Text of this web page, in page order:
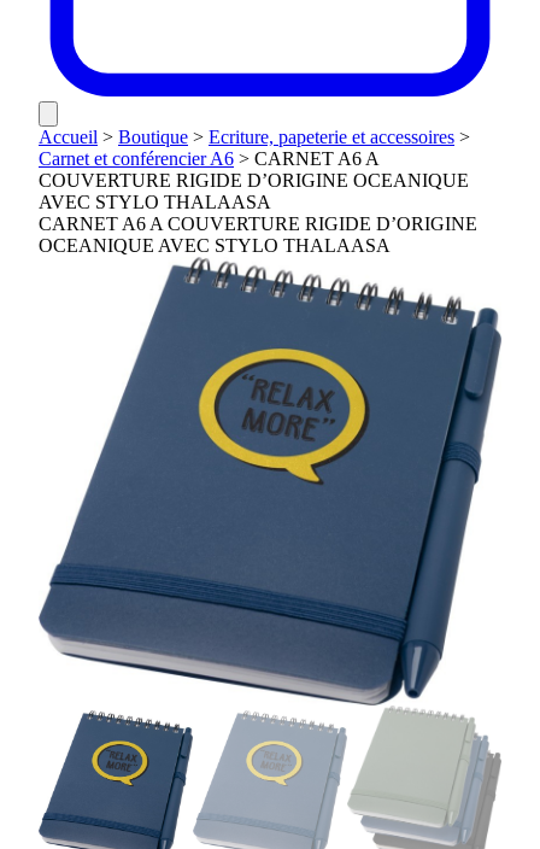
Accueil > Boutique > Ecriture, papeterie et accessoires >
Carnet et conférencier A6 > CARNET A6 A
COUVERTURE RIGIDE D’ORIGINE OCEANIQUE
AVEC STYLO THALAASA
CARNET A6 A COUVERTURE RIGIDE D’ORIGINE
OCEANIQUE AVEC STYLO THALAASA